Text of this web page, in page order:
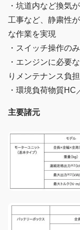
・坑道内など換気
工事など、静粛性
な作業を実現
・スイッチ操作の
・エンジンに必要
りメンテナンス負
・環境負荷物質HC
主要諸元